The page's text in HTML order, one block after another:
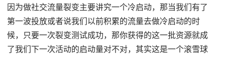
因为做社交流量裂变主要讲究一个冷启动，那当我们有了
第一波投放或者说我们以前积累的流量去做冷启动的时
候，只要一次裂变测试成功，那你获得的这一批资源就成
了我们下一次活动的启动量对不对，其实这是一个滚雪球